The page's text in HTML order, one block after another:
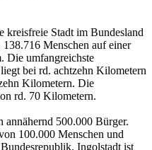
kreisfreie Stadt im Bundesland
Menschen auf einer
Die umfangreichste
bei rd. achtzehn Kilometern
Kilometern. Die
rd. 70 Kilometern.
500.000 Bürger.
100.000 Menschen und
Ingolstadt ist